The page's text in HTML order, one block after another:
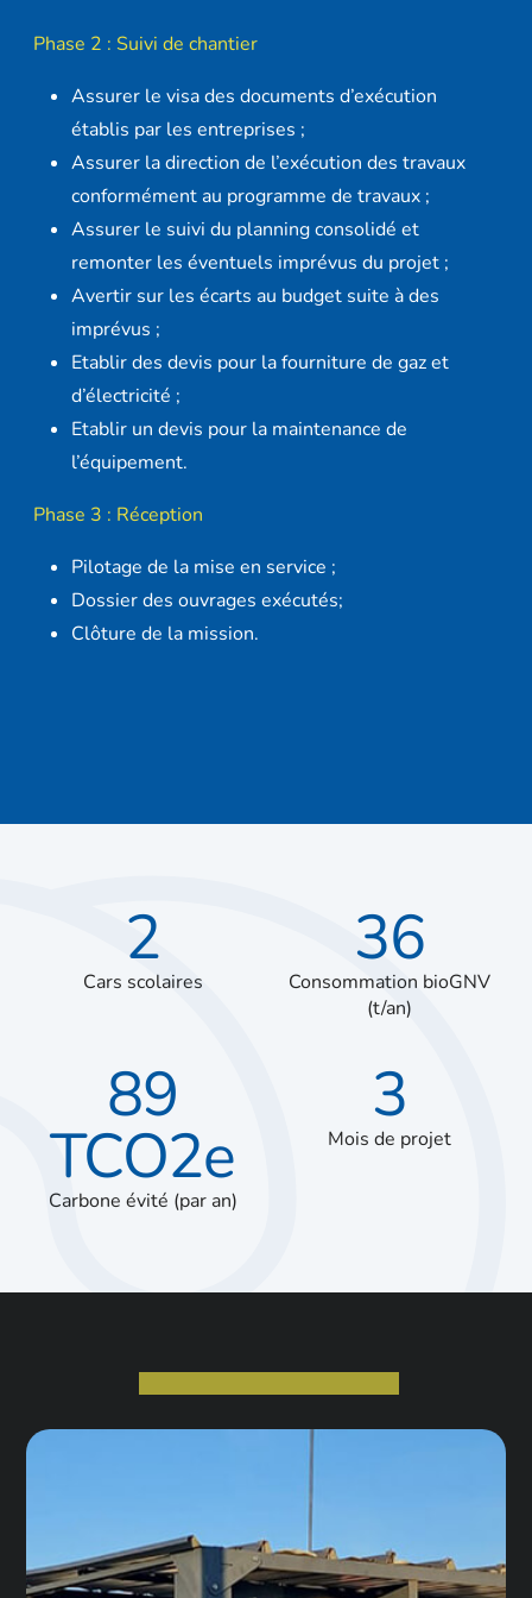
Phase 2 : Suivi de chantier
Assurer le visa des documents d’exécution
établis par les entreprises ;
Assurer la direction de l’exécution des travaux
conformément au programme de travaux ;
Assurer le suivi du planning consolidé et
remonter les éventuels imprévus du projet ;
Avertir sur les écarts au budget suite à des
imprévus ;
Etablir des devis pour la fourniture de gaz et
d’électricité ;
Etablir un devis pour la maintenance de
l’équipement.
Phase 3 : Réception
Pilotage de la mise en service ;
Dossier des ouvrages exécutés;
Clôture de la mission.
2
Cars scolaires
36
Consommation bioGNV
(t/an)
89
TCO2e
Carbone évité (par an)
3
Mois de projet